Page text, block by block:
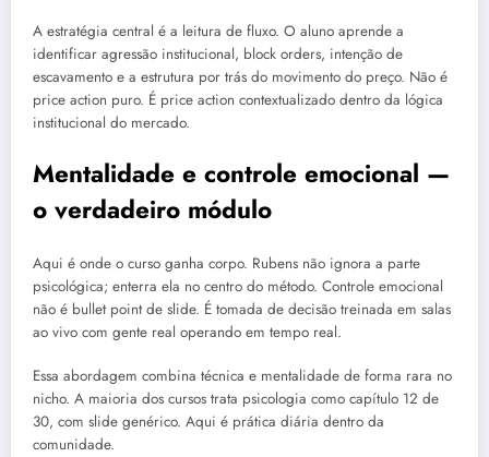
A estratégia central é a leitura de fluxo. O aluno aprende a
identificar agressão institucional, block orders, intenção de
escavamento e a estrutura por trás do movimento do preço. Não é
price action puro. É price action contextualizado dentro da lógica
institucional do mercado.
Mentalidade e controle emocional —
o verdadeiro módulo
Aqui é onde o curso ganha corpo. Rubens não ignora a parte
psicológica; enterra ela no centro do método. Controle emocional
não é bullet point de slide. É tomada de decisão treinada em salas
ao vivo com gente real operando em tempo real.
Essa abordagem combina técnica e mentalidade de forma rara no
nicho. A maioria dos cursos trata psicologia como capítulo 12 de
30, com slide genérico. Aqui é prática diária dentro da
comunidade.